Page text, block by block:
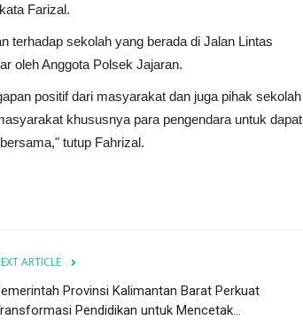
Farizal.
terhadap sekolah yang berada di Jalan Lintas
oleh Anggota Polsek Jajaran.
positif dari masyarakat dan juga pihak sekolah
khususnya para pengendara untuk dapat
tutup Fahrizal.
ARTICLE
Provinsi Kalimantan Barat Perkuat
Pendidikan untuk Mencetak...